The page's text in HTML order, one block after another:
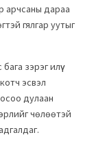
арчсаны дараа
гялгар уутыг
зэрэг илүү
эсвэл
дулаан
чөлөөтэй